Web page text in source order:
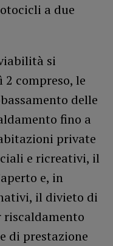
a due
si
2 compreso, le
delle
fino a
private
e ricreativi, il
e, in
il divieto di
riscaldamento
di prestazione